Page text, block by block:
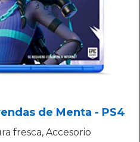
de Menta - PS4
fresca, Accesorio